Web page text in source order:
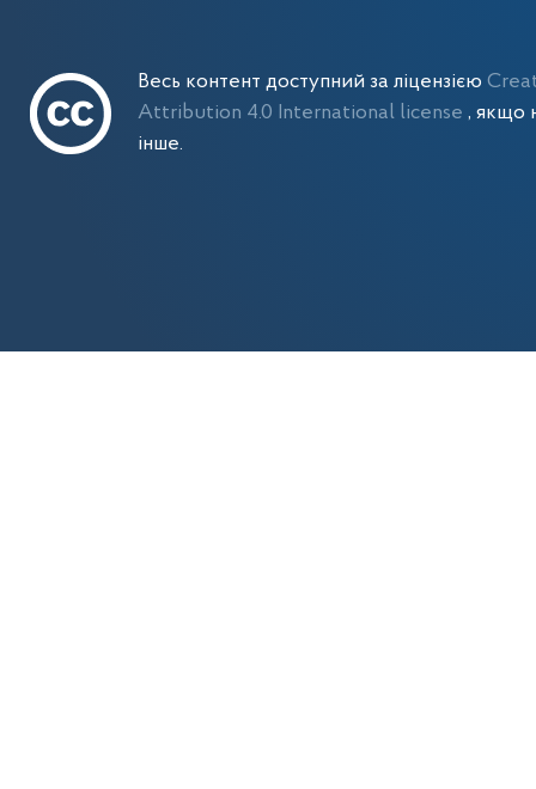
Весь контент доступний за ліцензією
Attribution 4.0 International license , якщо
інше.